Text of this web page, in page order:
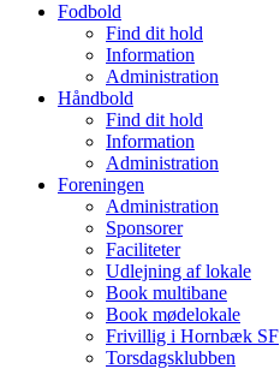
Fodbold
Find dit hold
Information
Administration
Håndbold
Find dit hold
Information
Administration
Foreningen
Administration
Sponsorer
Faciliteter
Udlejning af lokale
Book multibane
Book mødelokale
Frivillig i Hornbæk SF
Torsdagsklubben